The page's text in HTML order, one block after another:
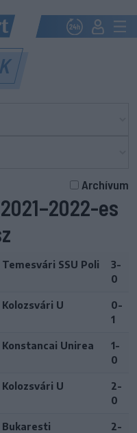
Archívum
es
Temesvári SSU Poli
3-
0
Kolozsvári U
0-
1
Konstancai Unirea
1-
0
Kolozsvári U
2-
0
Bukaresti
2-